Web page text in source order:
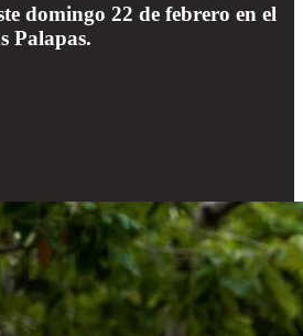
domingo 22 de febrero en el
Palapas.